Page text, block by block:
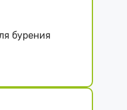
бурения